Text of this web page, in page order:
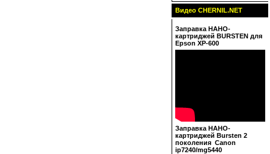
Видео CHERNIL.NET
Заправка НАНО-
картриджей BURSTEN для
Epson XP-600
Заправка НАНО-
картриджей Bursten 2
поколения Canon
ip7240/mg5440